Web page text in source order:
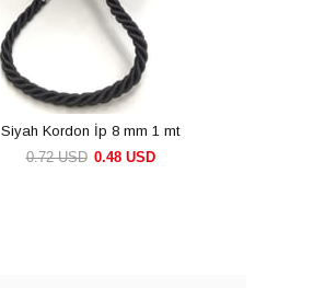
Siyah Kordon İp 8 mm 1 mt
0.48 USD
0.72 USD